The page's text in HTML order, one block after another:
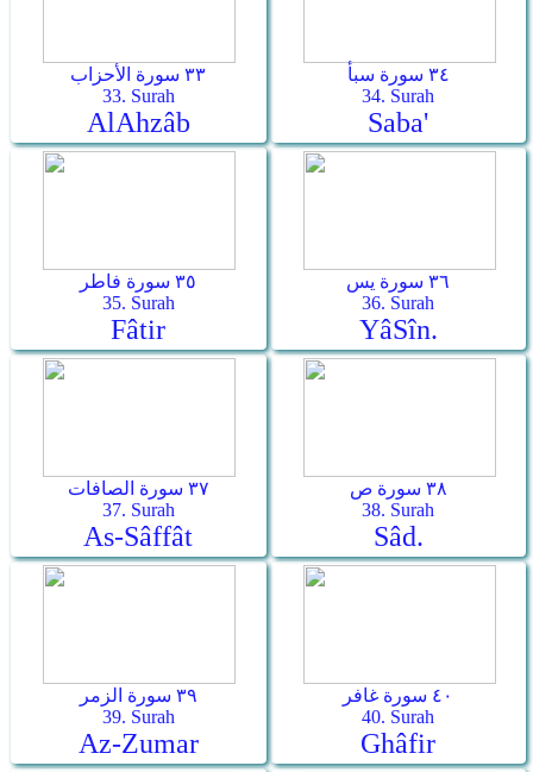
٣٣ سورة الأحزاب
33. Surah
Al­Ahzâb
٣٤ سورة سبأ
34. Surah
Saba'
٣٥ سورة فاطر
35. Surah
Fâtir
٣٦ سورة يس
36. Surah
Yâ­Sîn.
٣٧ سورة الصافات
37. Surah
As-Sâffât
٣٨ سورة ص
38. Surah
Sâd.
٣٩ سورة الزمر
39. Surah
Az-Zumar
٤٠ سورة غافر
40. Surah
Ghâfir